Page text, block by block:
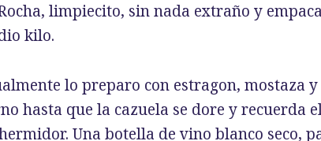
limpiecito, sin nada extraño y
kilo.
lo preparo con estragon, mostaza
hasta que la cazuela se dore y recuerda
Una botella de vino blanco seco,